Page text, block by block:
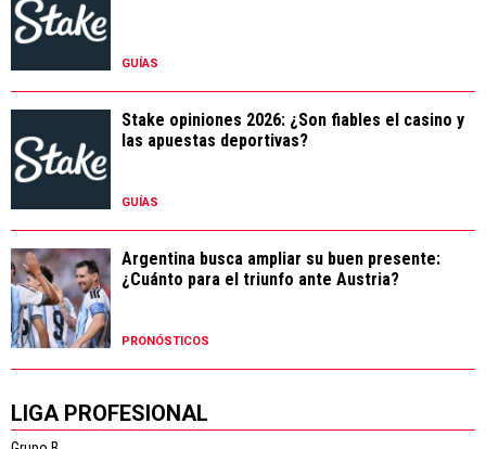
GUÍAS
Stake opiniones 2026: ¿Son fiables el casino y
las apuestas deportivas?
GUÍAS
Argentina busca ampliar su buen presente:
¿Cuánto para el triunfo ante Austria?
PRONÓSTICOS
LIGA PROFESIONAL